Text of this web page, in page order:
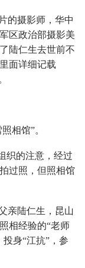
的摄影师，华中
区政治部摄影美
陆仁生去世前不
面详细记载
相馆”。
织的注意，经过
过照，但照相馆
亲陆仁生，昆山
相经验的“老师
身“江抗”，参